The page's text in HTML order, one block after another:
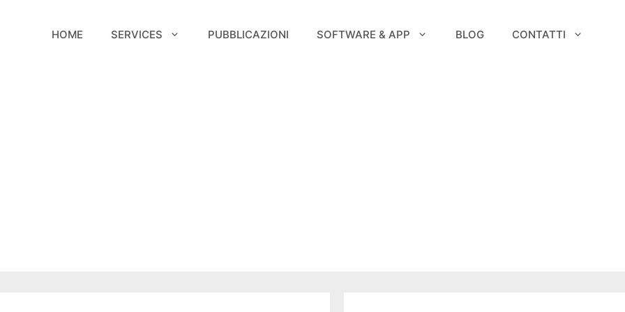
HOME SERVICES PUBBLICAZIONI SOFTWARE & APP BLOG CONTATTI